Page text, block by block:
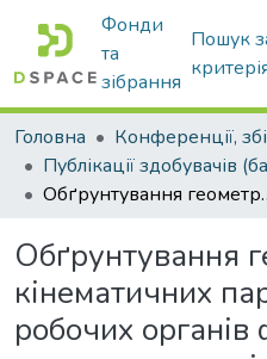
Фонди
та
зібрання
Пошук
Головна
Обґрунтування геометричних і
Обґрунтування
кінематичних
робочих органів